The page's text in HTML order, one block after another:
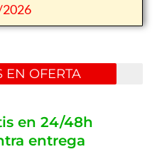
EN OFERTA
en 24/48h
entrega